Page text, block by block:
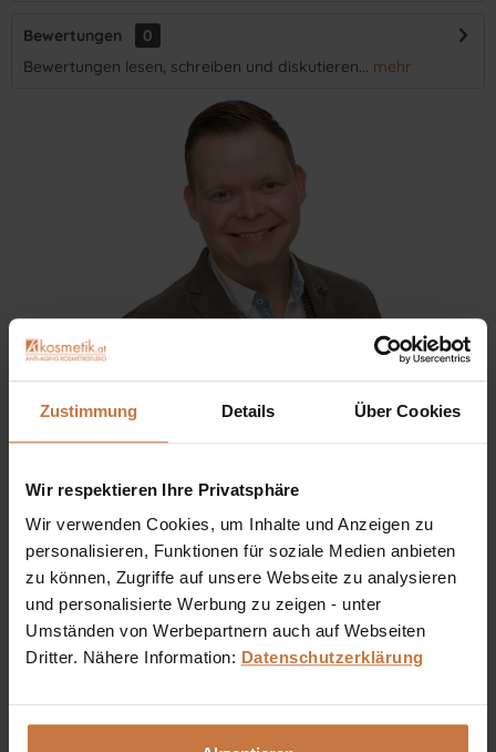
Zustimmung Details Über Cookies
Wir respektieren Ihre Privatsphäre
Wir verwenden Cookies, um Inhalte und Anzeigen zu
personalisieren, Funktionen für soziale Medien anbieten
zu können, Zugriffe auf unsere Webseite zu analysieren
und personalisierte Werbung zu zeigen - unter
Umständen von Werbepartnern auch auf Webseiten
Dritter. Nähere Information: Datenschutzerklärung
Bewertungen
0
Bewertungen lesen, schreiben und diskutieren... mehr
Sie haben eine Frage? Sie wünschen sich eine
kosmetische Produkt richtig anwendet?
Ich stehe Ihnen gerne persönlich zur Verfügung:
+43 (0)699 17 310 310
Dennis Grischek, Inhaber Kosmetikstudio in Graz & kosmetik.at